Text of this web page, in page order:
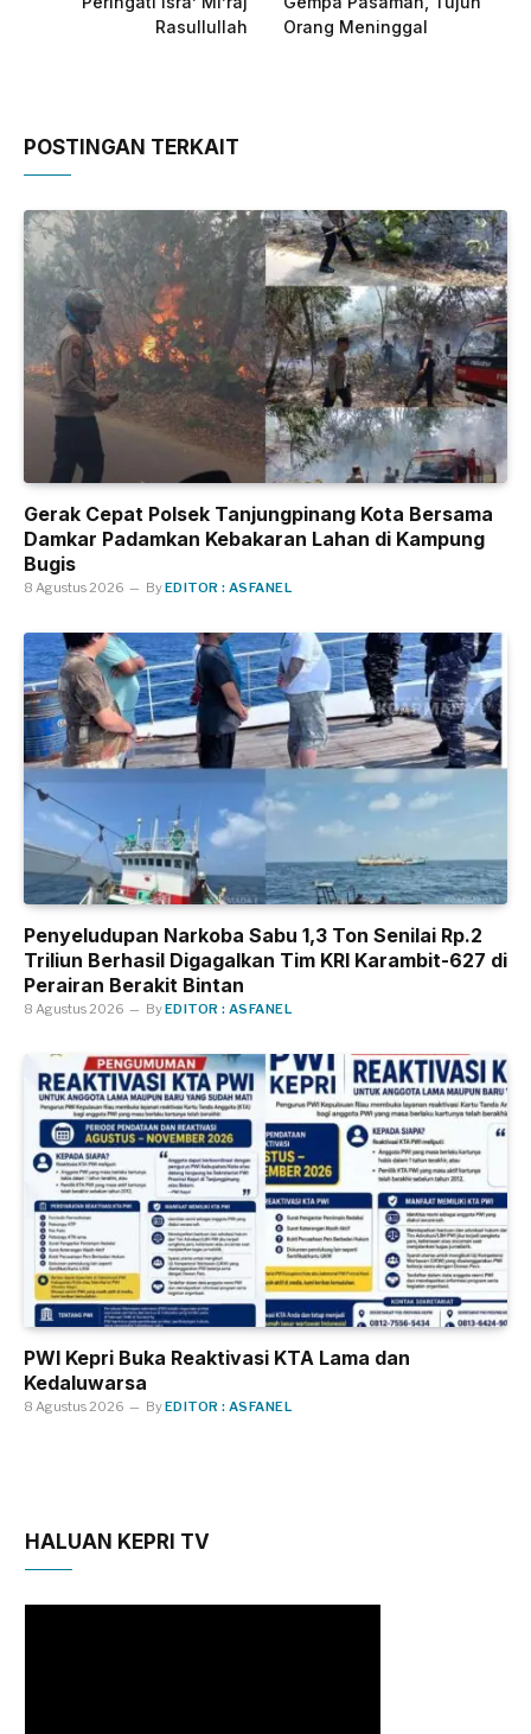
Rasullullah
Orang Meninggal
POSTINGAN TERKAIT
Gerak Cepat Polsek Tanjungpinang Kota Bersama
Damkar Padamkan Kebakaran Lahan di Kampung
Bugis
8 Agustus 2026 ByEDITOR : ASFANEL
Penyeludupan Narkoba Sabu 1,3 Ton Senilai Rp.2
Triliun Berhasil Digagalkan Tim KRI Karambit-627 di
Perairan Berakit Bintan
8 Agustus 2026 ByEDITOR : ASFANEL
PWI Kepri Buka Reaktivasi KTA Lama dan
Kedaluwarsa
8 Agustus 2026 ByEDITOR : ASFANEL
HALUAN KEPRI TV